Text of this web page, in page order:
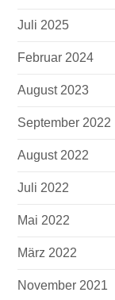
Juli 2025
Februar 2024
August 2023
September 2022
August 2022
Juli 2022
Mai 2022
März 2022
November 2021